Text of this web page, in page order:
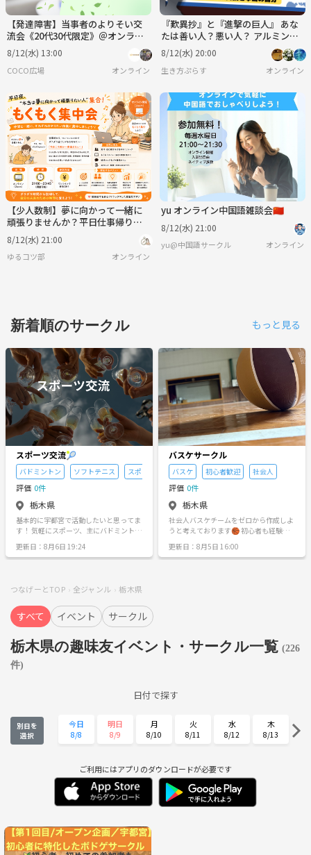
【発達障害】当事者のよりそい交
流会《20代30代限定》＠オンライ
ン
8/12(水) 13:00
COCO広場 オンライン
『歎異抄』と『進撃の巨人』 あな
たは善い人？悪い人？ アルミンの
人間観と本当の自分
8/12(水) 20:00
生き方ぷらす オンライン
【少人数制】夢に向かって一緒に
頑張りませんか？平日仕事帰り
に“だらだらスマホ卒業”したい人
集まれ〜！もくもく会📚🔔
8/12(水) 21:00
ゆるコツ部 オンライン
yu オンライン中国語雑談会🇨🇳
8/12(水) 21:00
yu@中国語サークル オンライン
新着順のサークル もっと見る
スポーツ交流🎾
バドミントン ソフトテニス スポッチャ
評価 0件
栃木県
基本的に宇都宮で活動したいと思ってま
す！ 気軽にスポーツ、主にバドミントン
きる方よろしくお願いします😘
更新日：8月6日 19:24
バスケサークル
バスケ 初心者歓迎 社会人
評価 0件
栃木県
社会人バスケチームをゼロから作成しよ
うと考えております🏀 初心者も経験者
ガチでやるかenjoyにするかも決めてま
せん！ 毎週水曜日に行なっております。
更新日：8月5日 16:00
つなげーとTOP 全ジャンル 栃木県
すべて イベント サークル
栃木県の趣味友イベント・サークル一覧 (226
件)
日付で探す
別日を
選択
今日
8/8
明日
8/9
月
8/10
火
8/11
水
8/12
木
8/13
8/14 8/15 8/16 8/17 8/18
木
8/20
金
8/21
日
8/23
月
8/24
8/26 8/27 8/28
火 水 木
ご利用にはアプリのダウンロードが必要です